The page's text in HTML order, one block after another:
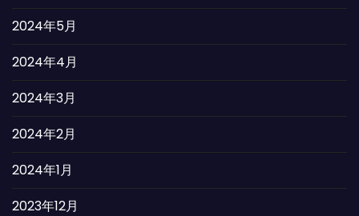
2024年5月
2024年4月
2024年3月
2024年2月
2024年1月
2023年12月